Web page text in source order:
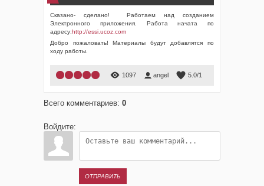
Сказано- сделано! Работаем над созданием
Электронного приложения. Работа начата по
адресу:http://essi.ucoz.com
Добро пожаловать! Материалы будут добавлятся по
ходу работы.
1 2 3 4 1097 angel 5.0/1
Всего комментариев: 0
Войдите:
ОТПРАВИТЬ